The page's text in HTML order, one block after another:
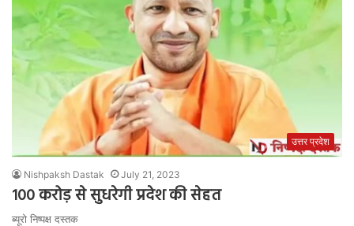
उत्तर प्रदेश
Nishpaksh Dastak July 21, 2023
100 करोड़ से सुधरेगी प्रदेश की सेहत
ब्यूरो निष्पक्ष दस्तक